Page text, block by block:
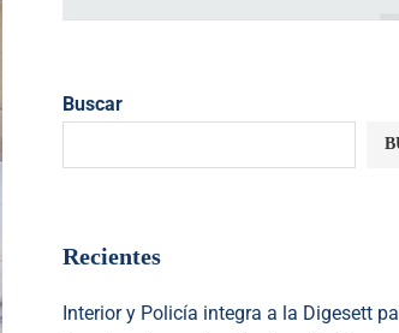
Buscar
Recientes
Interior y Policía integra a la Digesett